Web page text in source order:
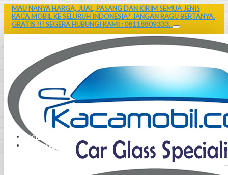
MAU NANYA HARGA, JUAL, PASANG DAN KIRIM SEMUA JENIS
KACA MOBIL KE SELURUH INDONESIA? JANGAN RAGU BERTANYA.
GRATIS !!! SEGERA HUBUNGI KAMI : 08118809333.
Home
Contact Us